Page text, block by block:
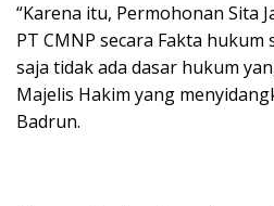
“Karena itu, Permohonan Sita
PT CMNP secara Fakta hukum
saja tidak ada dasar hukum
Majelis Hakim yang
Badrun.